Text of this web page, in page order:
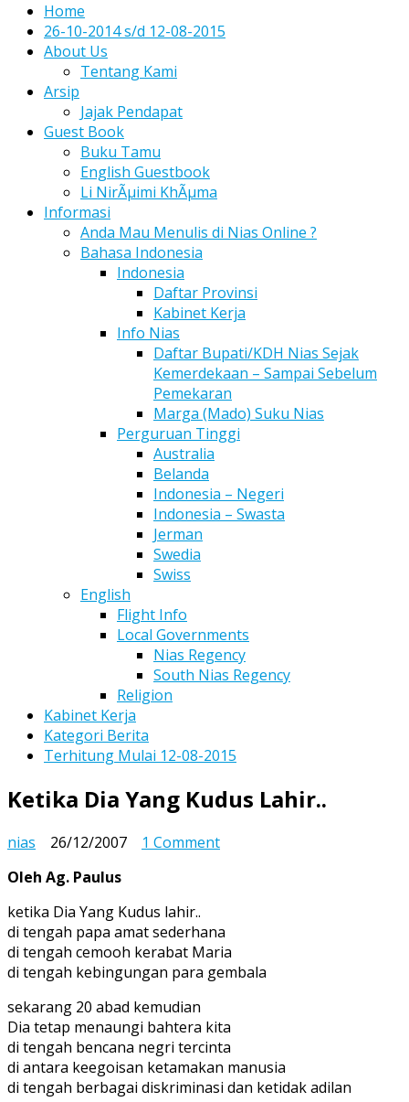
Home
26-10-2014 s/d 12-08-2015
About Us
Tentang Kami
Arsip
Jajak Pendapat
Guest Book
Buku Tamu
English Guestbook
Li NirÃµimi KhÃµma
Informasi
Anda Mau Menulis di Nias Online ?
Bahasa Indonesia
Indonesia
Daftar Provinsi
Kabinet Kerja
Info Nias
Daftar Bupati/KDH Nias Sejak
Kemerdekaan – Sampai Sebelum
Pemekaran
Marga (Mado) Suku Nias
Perguruan Tinggi
Australia
Belanda
Indonesia – Negeri
Indonesia – Swasta
Jerman
Swedia
Swiss
English
Flight Info
Local Governments
Nias Regency
South Nias Regency
Religion
Kabinet Kerja
Kategori Berita
Terhitung Mulai 12-08-2015
Ketika Dia Yang Kudus Lahir..
nias 26/12/2007 1 Commenton
Lahir..
Oleh Ag. Paulus
ketika Dia Yang Kudus lahir..
di tengah papa amat sederhana
di tengah cemooh kerabat Maria
di tengah kebingungan para gembala
sekarang 20 abad kemudian
Dia tetap menaungi bahtera kita
di tengah bencana negri tercinta
di antara keegoisan ketamakan manusia
di tengah berbagai diskriminasi dan ketidak adilan